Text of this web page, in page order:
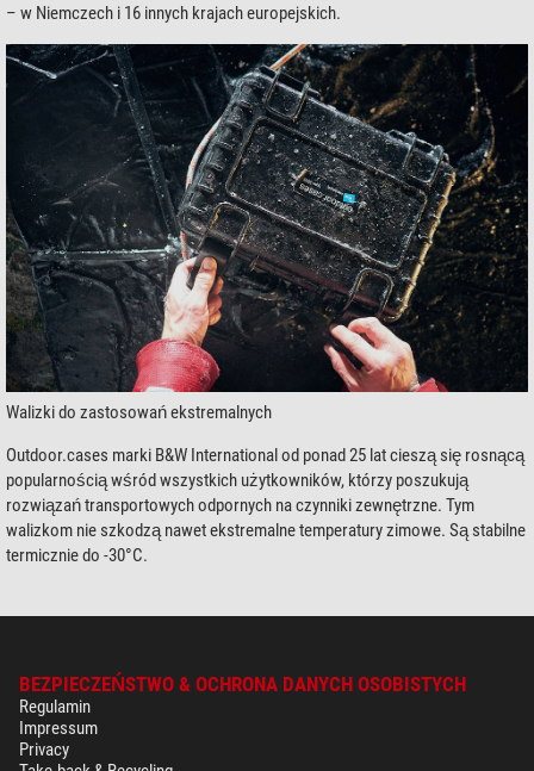
– w Niemczech i 16 innych krajach europejskich.
Walizki do zastosowań ekstremalnych
Outdoor.cases marki B&W International od ponad 25 lat cieszą się rosnącą
popularnością wśród wszystkich użytkowników, którzy poszukują
rozwiązań transportowych odpornych na czynniki zewnętrzne. Tym
walizkom nie szkodzą nawet ekstremalne temperatury zimowe. Są stabilne
termicznie do -30°C.
BEZPIECZEŃSTWO & OCHRONA DANYCH OSOBISTYCH
Regulamin
Impressum
Privacy